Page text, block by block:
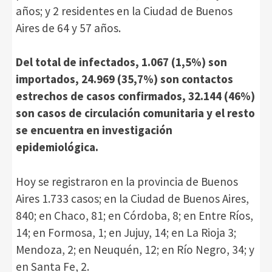
años; y 2 residentes en la Ciudad de Buenos
Aires de 64 y 57 años.
Del total de infectados, 1.067 (1,5%) son
importados, 24.969 (35,7%) son contactos
estrechos de casos confirmados, 32.144 (46%)
son casos de circulación comunitaria y el resto
se encuentra en investigación
epidemiológica.
Hoy se registraron en la provincia de Buenos
Aires 1.733 casos; en la Ciudad de Buenos Aires,
840; en Chaco, 81; en Córdoba, 8; en Entre Ríos,
14; en Formosa, 1; en Jujuy, 14; en La Rioja 3;
Mendoza, 2; en Neuquén, 12; en Río Negro, 34; y
en Santa Fe, 2.